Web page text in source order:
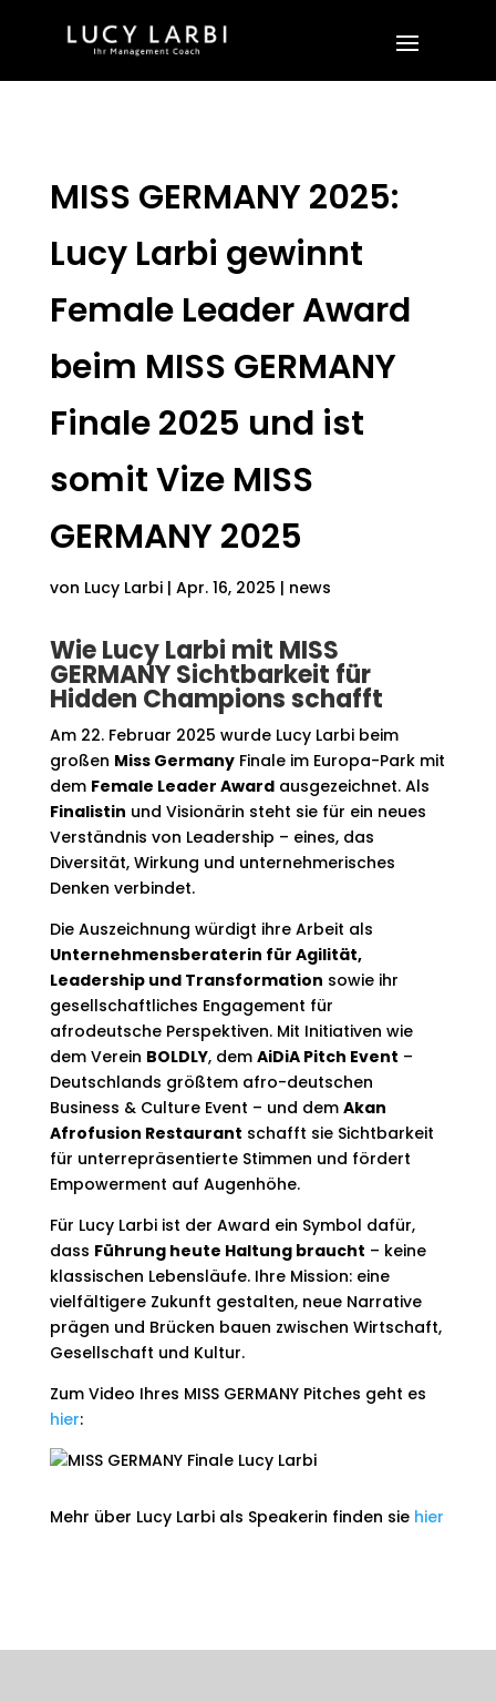
MISS GERMANY 2025:
Lucy Larbi gewinnt
Female Leader Award
beim MISS GERMANY
Finale 2025 und ist
somit Vize MISS
GERMANY 2025
von Lucy Larbi| Apr. 16, 2025 | news
Wie Lucy Larbi mit MISS
GERMANY Sichtbarkeit für
Hidden Champions schafft
Am 22. Februar 2025 wurde Lucy Larbi beim
großen Miss GermanyFinale im Europa-Park mit
dem Female Leader Awardausgezeichnet. Als
Finalistin und Visionärin steht sie für ein neues
Verständnis von Leadership – eines, das
Diversität, Wirkung und unternehmerisches
Denken verbindet.
Die Auszeichnung würdigt ihre Arbeit als
Unternehmensberaterin für Agilität,
Leadership und Transformation sowie ihr
gesellschaftliches Engagement für
afrodeutsche Perspektiven. Mit Initiativen wie
dem Verein BOLDLY, dem AiDiA Pitch Event –
Deutschlands größtem afro-deutschen
Business & Culture Event – und dem Akan
Afrofusion Restaurant schafft sie Sichtbarkeit
für unterrepräsentierte Stimmen und fördert
Empowerment auf Augenhöhe.
Für Lucy Larbi ist der Award ein Symbol dafür,
dass Führung heute Haltung braucht – keine
klassischen Lebensläufe. Ihre Mission: eine
vielfältigere Zukunft gestalten, neue Narrative
prägen und Brücken bauen zwischen Wirtschaft,
Gesellschaft und Kultur.
Zum Video Ihres MISS GERMANY Pitches geht es
hier:
Mehr über Lucy Larbi als Speakerin finden sie hier